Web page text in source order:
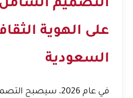
التصميم الشامل
على الهوية
السعودية
في عام 2026، سيصبح